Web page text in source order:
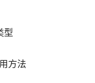
型
方法